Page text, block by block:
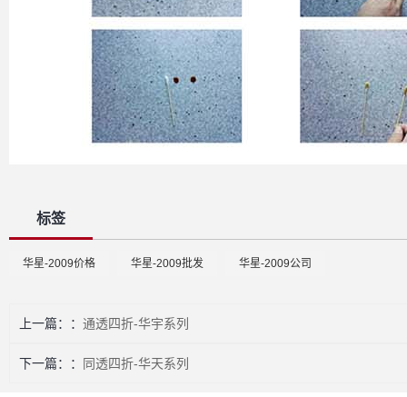
标签
华星-2009价格 华星-2009批发 华星-2009公司
上一篇： 通透四折-华宇系列
下一篇： 同透四折-华天系列